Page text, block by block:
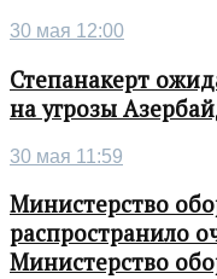
30 мая 12:00
Степанакерт
на угрозы
30 мая 11:59
Министерство
распространило
Министерство